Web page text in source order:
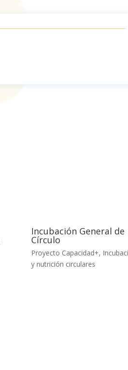
Incubación General de
Círculo
Proyecto Capacidad+,
y nutrición circulares